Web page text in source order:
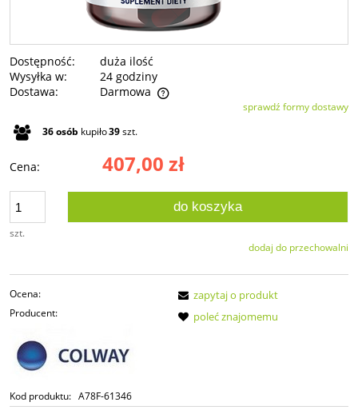
Dostępność:
duża ilość
Wysyłka w:
24 godziny
Dostawa:
Darmowa
Cena nie zawiera ewentualnych kosztów płatnościsprawdź formy dostawy
36osób kupiło39szt.
Cena: 407,00 zł
szt.
do koszyka
dodaj do przechowalni
Ocena:
Producent:
Kod produktu: A78F-61346
zapytaj o produkt
poleć znajomemu